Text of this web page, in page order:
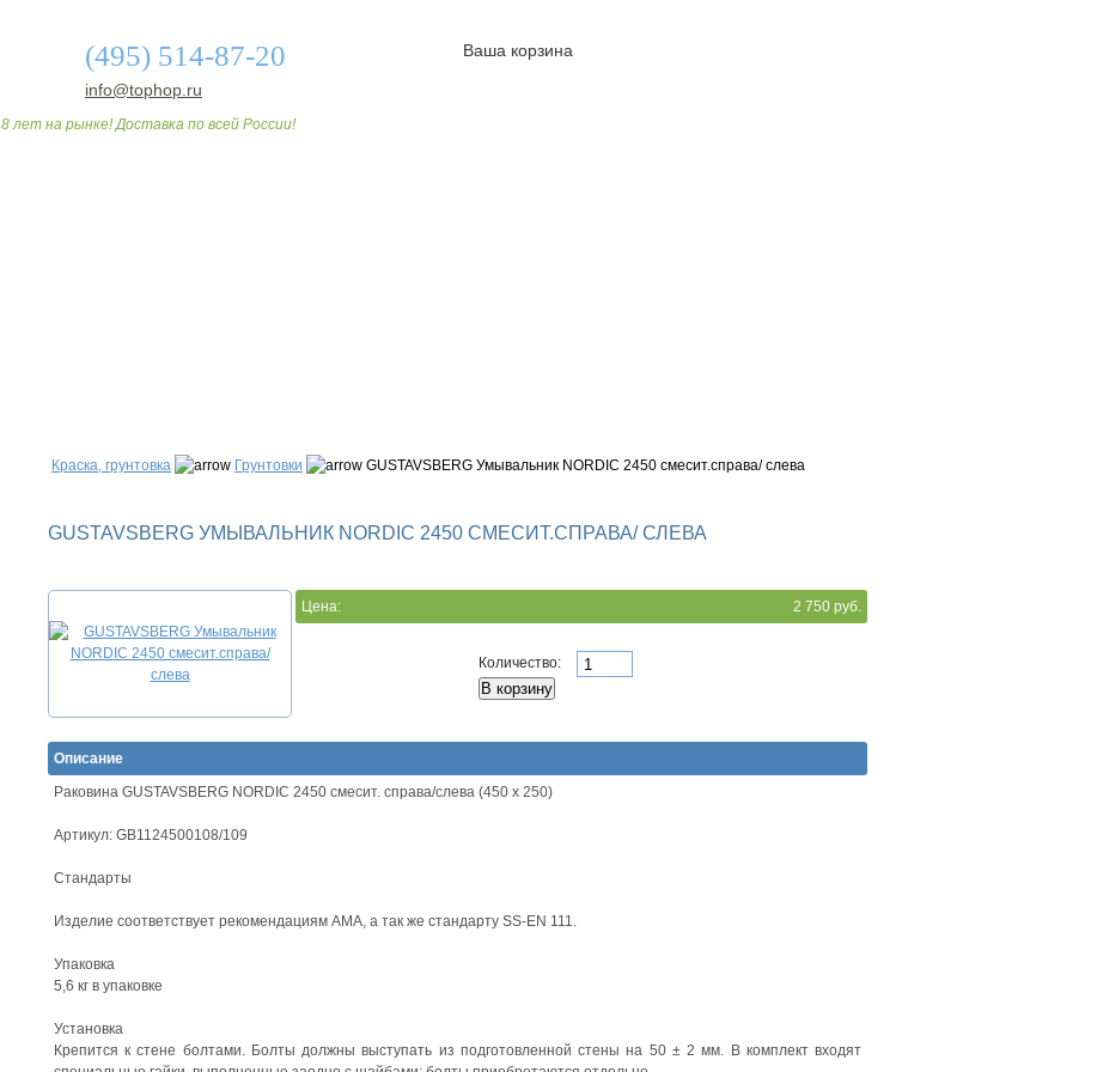
(495) 514-87-20
info@tophop.ru
8 лет на рынке! Доставка по всей России!
Ваша корзина
Краска, грунтовка Грунтовки GUSTAVSBERG Умывальник NORDIC 2450 смесит.справа/ слева
GUSTAVSBERG УМЫВАЛЬНИК NORDIC 2450 СМЕСИТ.СПРАВА/ СЛЕВА
Цена: 2 750 руб.
Количество:
Описание
Раковина GUSTAVSBERG NORDIC 2450 смесит. справа/слева (450 х 250)
Артикул: GB1124500108/109
Стандарты
Изделие соответствует рекомендациям AMA, а так же стандарту SS-EN 111.
Упаковка
5,6 кг в упаковке
Установка
Крепится к стене болтами. Болты должны выступать из подготовленной стены на 50 ± 2 мм. В комплект входят